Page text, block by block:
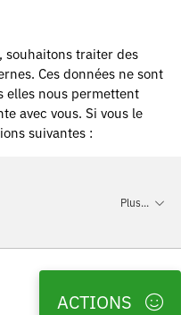
souhaitons traiter des
Ces données ne sont
elles nous permettent
avec vous. Si vous le
suivantes :
Plus...
ACTIONS